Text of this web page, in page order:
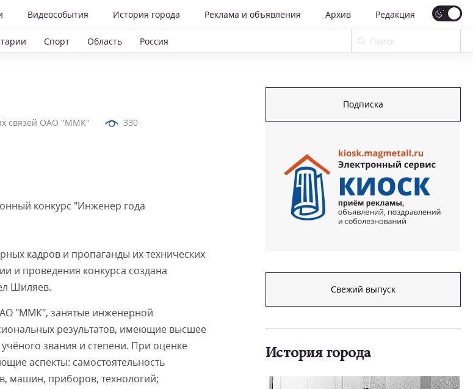
Видеособытия История города Реклама и объявления Архив Редакция
Спорт Область Россия
связей ОАО "ММК" 330
конкурс "Инженер года
кадров и пропаганды их технических
и проведения конкурса создана
Шиляев.
"ММК", занятые инженерной
результатов, имеющие высшее
звания и степени. При оценке
аспекты: самостоятельность
машин, приборов, технологий;
Подписка
Свежий выпуск
История города